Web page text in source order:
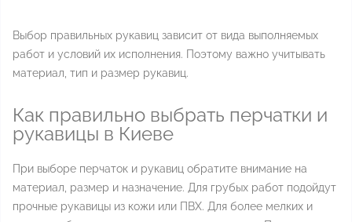
Выбор правильных рукавиц зависит от вида выполняемых
работ и условий их исполнения. Поэтому важно учитывать
материал, тип и размер рукавиц.
Как правильно выбрать перчатки и
рукавицы в Киеве
При выборе перчаток и рукавиц обратите внимание на
материал, размер и назначение. Для грубых работ подойдут
прочные рукавицы из кожи или ПВХ. Для более мелких и